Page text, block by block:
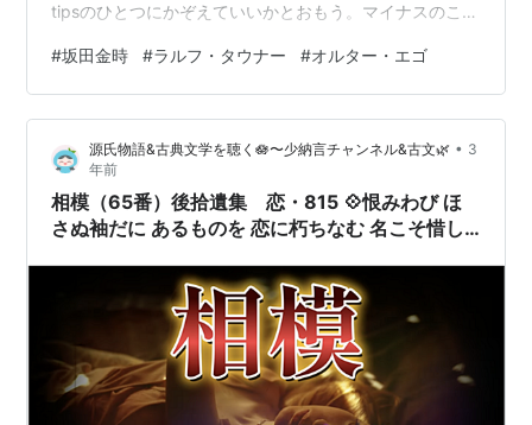
tipsのひとつにかぞえていいかとおもう。マイナスのこと
こえることになっている。事実と人格はべつものだとい
うことを、わすれないようにしたい。 さらにつけくわえ
るならば、いつも限界とたたかわないというのも、わり
と大事なのではないかとおもう。己の限界の範囲内で、
自分のしていることに意味をもたせるようにつとめたほ
うが、結果としてうまくい…
#坂田金時 #ラルフ・タウナー #オルター・エゴ
源氏物語&古典文学を聴く🪷〜少納言チャンネル&古文🌿 • 3
年前
相模（65番）後拾遺集 恋・815 💠恨みわび ほ
さぬ袖だに あるものを 恋に朽ちなむ 名こそ惜し